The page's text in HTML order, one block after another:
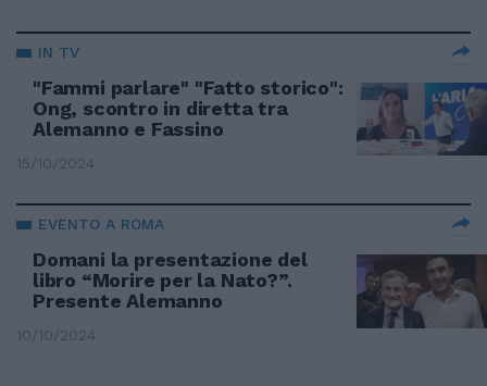
IN TV
"Fammi parlare" "Fatto storico":
Ong, scontro in diretta tra
Alemanno e Fassino
15/10/2024
EVENTO A ROMA
Domani la presentazione del
libro “Morire per la Nato?”.
Presente Alemanno
10/10/2024